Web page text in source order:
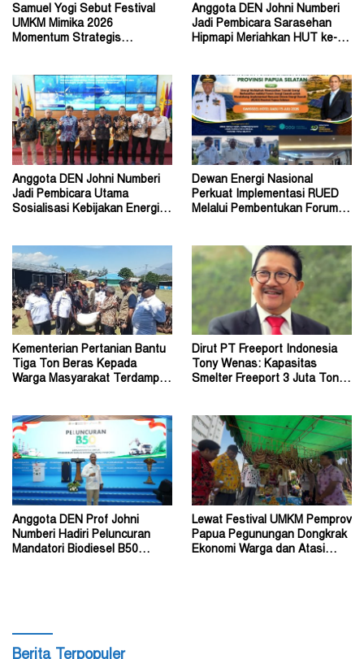
Samuel Yogi Sebut Festival
UMKM Mimika 2026
Momentum Strategis
Anggota DEN Johni Numberi
Jadi Pembicara Sarasehan
Hipmapi Meriahkan HUT ke-81
Anggota DEN Johni Numberi
Jadi Pembicara Utama
Sosialisasi Kebijakan Energi di
Dewan Energi Nasional
Perkuat Implementasi RUED
Melalui Pembentukan Forum
Kementerian Pertanian Bantu
Tiga Ton Beras Kepada
Warga Masyarakat Terdampak
Dirut PT Freeport Indonesia
Tony Wenas: Kapasitas
Smelter Freeport 3 Juta Ton
Anggota DEN Prof Johni
Numberi Hadiri Peluncuran
Mandatori Biodiesel B50
Lewat Festival UMKM Pemprov
Papua Pegunungan Dongkrak
Ekonomi Warga dan Atasi
Berita Terpopuler